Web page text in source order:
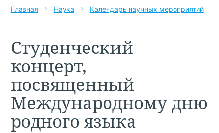
Главная chevron_right Наука chevron_right Календарь научных мероприятий
Студенческий
концерт,
посвященный
Международному дню
родного языка